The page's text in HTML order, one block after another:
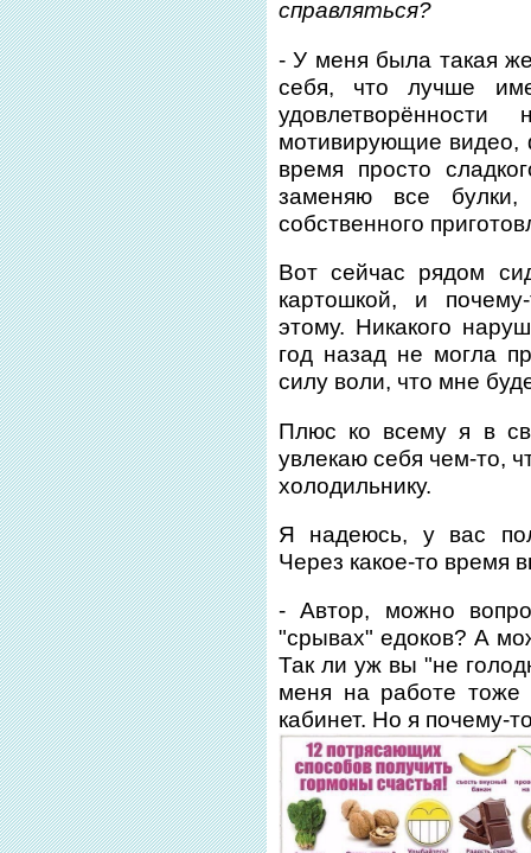
справляться?
- У меня была такая
себя, что лучше
мотивирующие видео,
время просто
заменяю все
собственного
Вот сейчас рядом
картошкой, и
этому. Никакого
год назад не могла
силу воли, что мне
Плюс ко всему я в
увлекаю себя чем-то,
холодильнику.
Я надеюсь, у вас
Через какое-то время
- Автор, можно
"срывах" едоков? А
Так ли уж вы "не
меня на работе тоже
кабинет. Но я почему-